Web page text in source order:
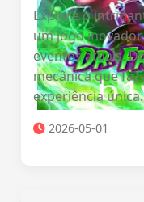
Explore o
um jogo
eventos atuais.
mecânica que
experiência única.
2026-05-01